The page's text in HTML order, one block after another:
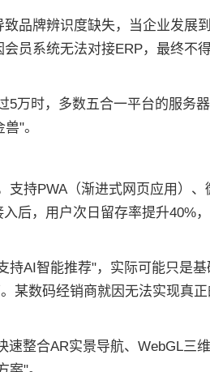
品牌辨识度缺失，当企业发展
员系统无法对接ERP，最终不
5万时，多数五合一平台的服务
"。
支持PWA（渐进式网页应用）
后，用户次日留存率提升40%
持AI智能推荐"，实际可能只是
某数码经销商就因无法实现真正
整合AR实景导航、WebGL三